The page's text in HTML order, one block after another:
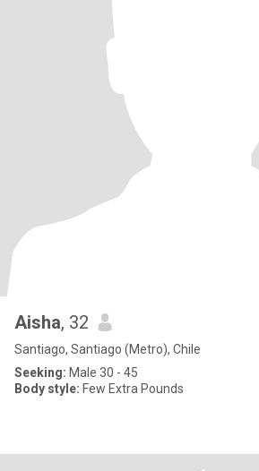
Aisha, 32
Santiago, Santiago (Metro), Chile
Seeking: Male 30 - 45
Body style: Few Extra Pounds